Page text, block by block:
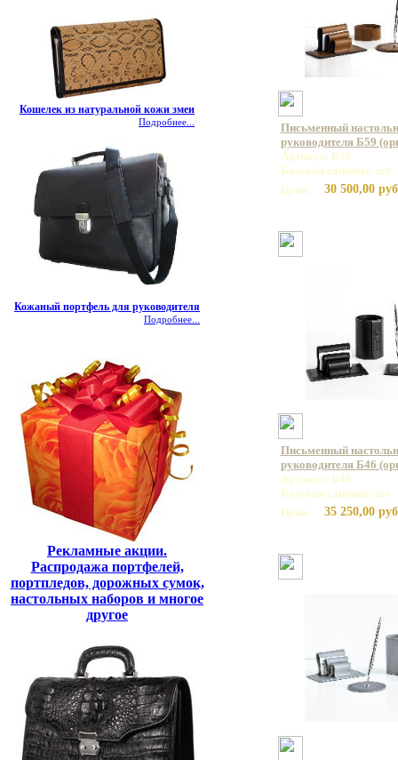
Кошелек из натуральной кожи змеи
Подробнее...
Кожаный портфель для руководителя
Подробнее...
Рекламные акции.
Распродажа портфелей,
портпледов, дорожных сумок,
настольных наборов и многое
другое
Письменный
руководителя Б59
Артикул: Б59
Базовая единица: шт
Цена:
30 500,00
Письменный
руководителя Б46
Артикул: Б46
Базовая единица: шт
Цена:
35 250,00